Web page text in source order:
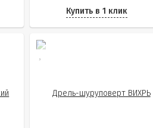
Купить в 1 клик